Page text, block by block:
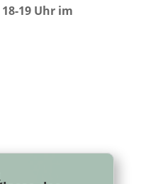
19 Uhr im